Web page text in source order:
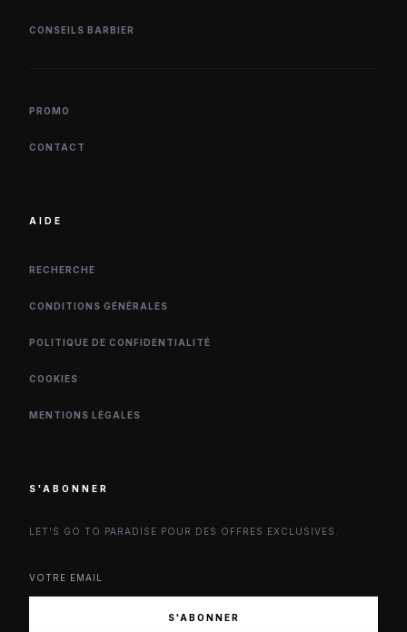
CONSEILS BARBIER
PROMO
CONTACT
AIDE
RECHERCHE
CONDITIONS GÉNÉRALES
POLITIQUE DE CONFIDENTIALITÉ
COOKIES
MENTIONS LÉGALES
S'ABONNER
LET'S GO TO PARADISE POUR DES OFFRES EXCLUSIVES.
S'ABONNER